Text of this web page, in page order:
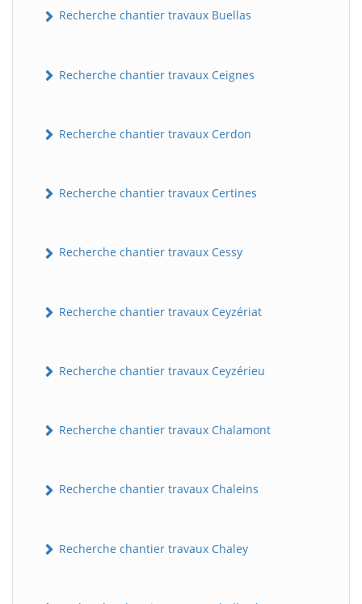
Recherche chantier travaux Buellas
Recherche chantier travaux Ceignes
Recherche chantier travaux Cerdon
Recherche chantier travaux Certines
Recherche chantier travaux Cessy
Recherche chantier travaux Ceyzériat
Recherche chantier travaux Ceyzérieu
Recherche chantier travaux Chalamont
Recherche chantier travaux Chaleins
Recherche chantier travaux Chaley